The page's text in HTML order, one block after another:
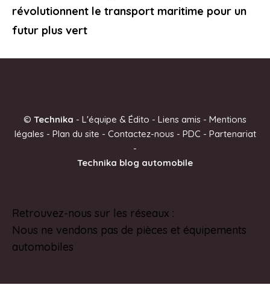
révolutionnent le transport maritime pour un
futur plus vert
© Technika - L'équipe & Édito - Liens amis - Mentions
légales- Plan du site - Contactez-nous- PDC - Partenariat
-
Technika blog automobile
Retrouvez-nous sur les réseaux :
Nous ne vendons pas de pièces et équipements
automobiles